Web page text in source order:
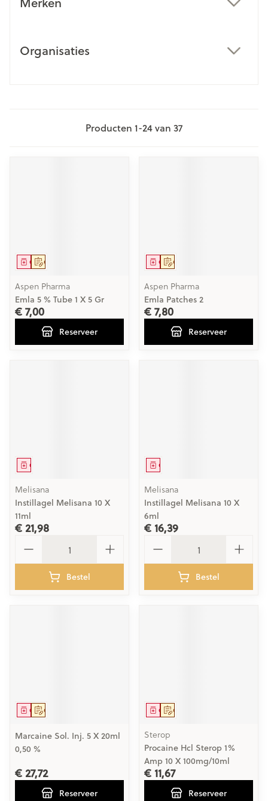
Organisaties
Producten 1-24van 37
Op voorschrift
Geneesmiddel
Aspen Pharma
Emla 5 % Tube 1 X 5 Gr
€ 7,00
Reserveer
Op voorschrift
Geneesmiddel
Aspen Pharma
Emla Patches 2
€ 7,80
Reserveer
Geneesmiddel
Melisana
Instillagel Melisana 10 X
11ml
€ 21,98
Bestel
Geneesmiddel
Melisana
Instillagel Melisana 10 X
6ml
€ 16,39
Bestel
Op voorschrift
Geneesmiddel
Marcaine Sol. Inj. 5 X 20ml
0,50 %
€ 27,72
Reserveer
Op voorschrift
Geneesmiddel
Sterop
Procaine Hcl Sterop 1%
Amp 10 X 100mg/10ml
€ 11,67
Reserveer